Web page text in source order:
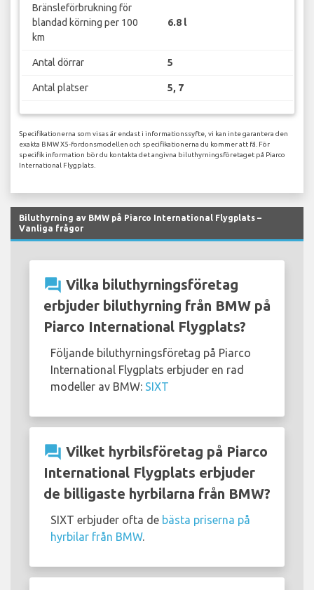
Bränsleförbrukning för
blandad körning per 100
km
6.8 l
Antal dörrar 5
Antal platser 5, 7
Specifikationerna som visas är endast i informationssyfte, vi kan inte garantera den
exakta BMW X5-fordonsmodellen och specifikationerna du kommer att få. För
specifik information bör du kontakta det angivna biluthyrningsföretaget på Piarco
International Flygplats.
Biluthyrning av BMW på Piarco International Flygplats –
Vanliga frågor
question_answer Vilka biluthyrningsföretag
erbjuder biluthyrning från BMW på
Piarco International Flygplats?
Följande biluthyrningsföretag på Piarco
International Flygplats erbjuder en rad
modeller av BMW: SIXT
question_answer Vilket hyrbilsföretag på Piarco
International Flygplats erbjuder
de billigaste hyrbilarna från BMW?
SIXT erbjuder ofta de bästa priserna på
hyrbilar från BMW.